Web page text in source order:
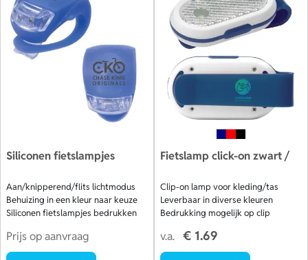
Siliconen fietslampjes
Aan/knipperend/flits lichtmodus
Behuizing in een kleur naar keuze
Siliconen fietslampjes bedrukken
Prijs op aanvraag
Fietslamp click-on zwart /
Clip-on lamp voor kleding/tas
Leverbaar in diverse kleuren
Bedrukking mogelijk op clip
v.a. € 1.69